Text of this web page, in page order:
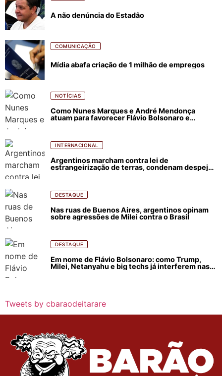
A não denúncia do Estadão
COMUNICAÇÃO
Mídia abafa criação de 1 milhão de empregos
NOTÍCIAS
Como Nunes Marques e André Mendonça
atuam para favorecer Flávio Bolsonaro e
INTERNACIONAL
Argentinos marcham contra lei de
estrangeirização de terras, condenam despejos
DESTAQUE
Nas ruas de Buenos Aires, argentinos opinam
sobre agressões de Milei contra o Brasil
DESTAQUE
Em nome de Flávio Bolsonaro: como Trump,
Milei, Netanyahu e big techs já interferem nas
Tweets by cbaraodeitarare